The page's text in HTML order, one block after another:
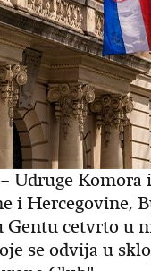
Udruge
i Hercegovine,
Gentu cetvrto u
se odvija u